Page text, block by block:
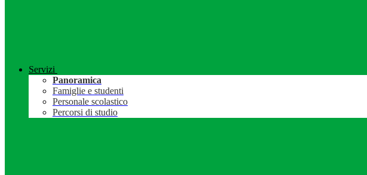
Servizi
Panoramica
Famiglie e studenti
Personale scolastico
Percorsi di studio